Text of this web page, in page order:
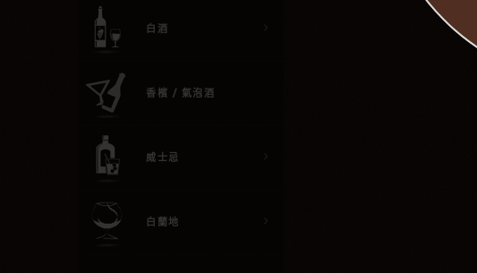
白酒
香檳 / 氣泡酒
威士忌
白蘭地